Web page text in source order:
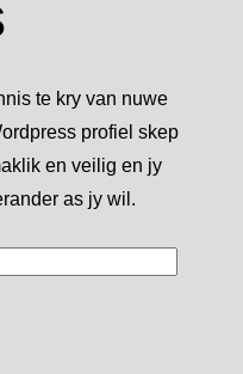
te kry van nuwe
profiel skep
en veilig en jy
as jy wil.